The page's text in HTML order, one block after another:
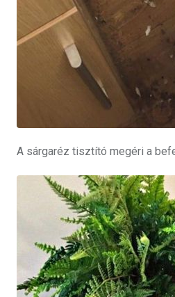
A sárgaréz tisztító megéri a